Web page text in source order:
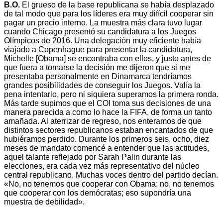
B.O. El grueso de la base republicana se había desplazado
de tal modo que para los líderes era muy difícil cooperar sin
pagar un precio interno. La muestra más clara tuvo lugar
cuando Chicago presentó su candidatura a los Juegos
Olímpicos de 2016. Una delegación muy eficiente había
viajado a Copenhague para presentar la candidatura,
Michelle [Obama] se encontraba con ellos, y justo antes de
que fuera a tomarse la decisión me dijeron que si me
presentaba personalmente en Dinamarca tendríamos
grandes posibilidades de conseguir los Juegos. Valía la
pena intentarlo, pero ni siquiera superamos la primera ronda.
Más tarde supimos que el COI toma sus decisiones de una
manera parecida a como lo hace la FIFA. de forma un tanto
amañada. Al aterrizar de regreso, nos enteramos de que
distintos sectores republicanos estaban encantados de que
hubiéramos perdido. Durante los primeros seis, ocho, diez
meses de mandato comencé a entender que las actitudes,
aquel talante reflejado por Sarah Palin durante las
elecciones, era cada vez más representativo del núcleo
central republicano. Muchas voces dentro del partido decían.
«No, no tenemos que cooperar con Obama; no, no tenemos
que cooperar con los demócratas; eso supondría una
muestra de debilidad».